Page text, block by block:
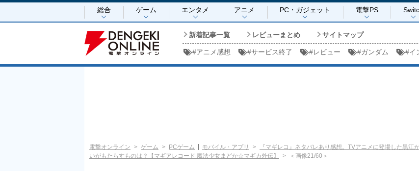
総合 ゲーム エンタメ アニメ PC・ガジェット 電撃PS
新着記事一覧 レビューまとめ サイトマップ
#アニメ感想 #サービス終了 #レビュー #ガンダム #イ
電撃オンライン ゲーム PCゲーム モバイル・アプリ
『マギレコ』ネタバレあり感想。TVアニメに登場した黒
いがもたらすものは？【マギアレコード 魔法少女まどか☆マギカ外伝】
＜画像21/60＞